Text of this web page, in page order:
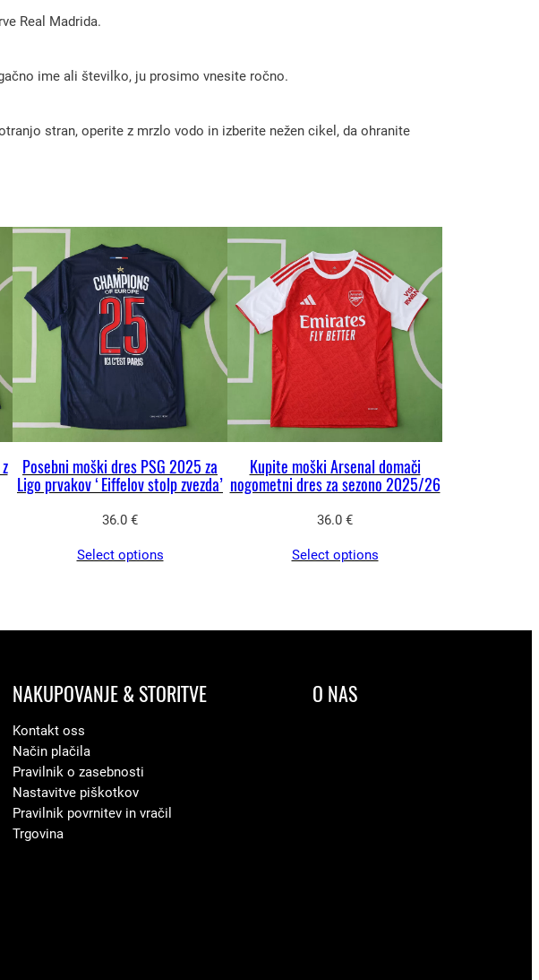
Real Madrida.
ime ali številko, ju prosimo vnesite ročno.
stran, operite z mrzlo vodo in izberite nežen cikel, da ohranite
Posebni moški dres PSG 2025 za
Ligo prvakov ‘Eiffelov stolp zvezda’
36.0 €
Select options
Kupite moški Arsenal domači
nogometni dres za sezono 2025/26
36.0 €
Select options
NAKUPOVANJE & STORITVE
Kontakt oss
Način plačila
Pravilnik o zasebnosti
Nastavitve piškotkov
Pravilnik povrnitev in vračil
Trgovina
O NAS